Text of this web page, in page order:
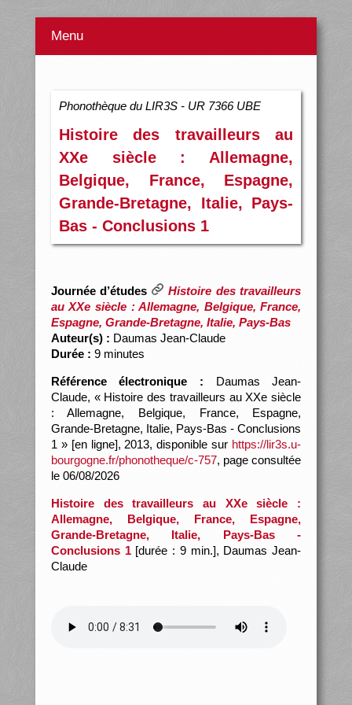
Menu
Phonothèque du LIR3S - UR 7366 UBE
Histoire des travailleurs au
XXe siècle : Allemagne,
Belgique, France, Espagne,
Grande-Bretagne, Italie, Pays-
Bas - Conclusions 1
Journée d’études
Histoire des travailleurs
au XXe siècle : Allemagne, Belgique, France,
Espagne, Grande-Bretagne, Italie, Pays-Bas
Auteur(s) : Daumas Jean-Claude
Durée : 9 minutes
Référence électronique : Daumas Jean-
Claude, « Histoire des travailleurs au XXe siècle
: Allemagne, Belgique, France, Espagne,
Grande-Bretagne, Italie, Pays-Bas - Conclusions
1 » [en ligne], 2013, disponible sur https://lir3s.u-
bourgogne.fr/phonotheque/c-757, page consultée
le 06/08/2026
Histoire des travailleurs au XXe siècle :
Allemagne, Belgique, France, Espagne,
Grande-Bretagne, Italie, Pays-Bas -
Conclusions 1[durée : 9 min.], Daumas Jean-
Claude